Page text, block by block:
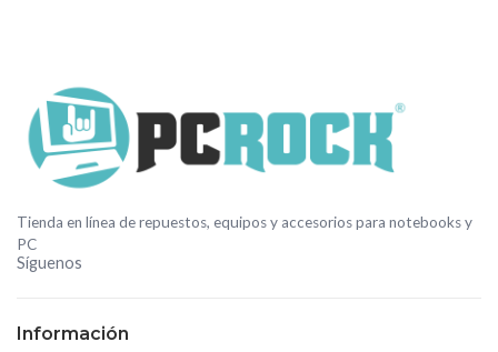
Tienda en línea de repuestos, equipos y accesorios para notebooks y
PC
Síguenos
Información